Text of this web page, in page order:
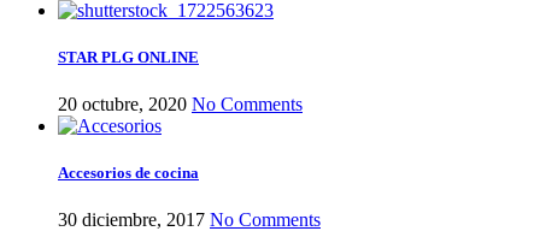
STAR PLG ONLINE
20 octubre, 2020 No Comments
Accesorios de cocina
30 diciembre, 2017 No Comments